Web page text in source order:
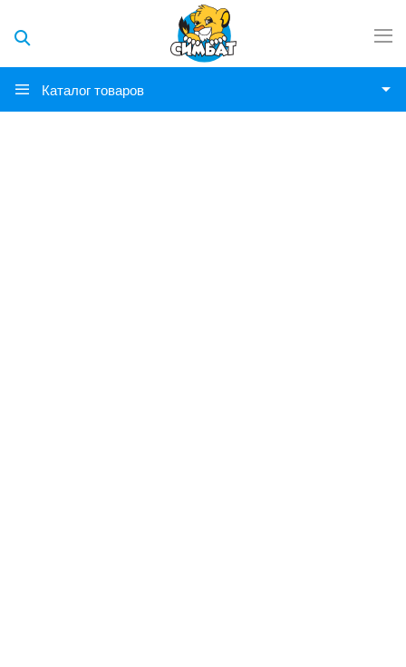
Каталог товаров